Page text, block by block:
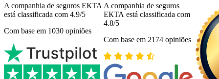
A companhia de seguros ЕКТА
está classificada com 4.9/5
Com base em 1030 opiniões
A companhia de seguros
ЕКТА está classificada com
4.8/5
Com base em 2174 opiniões